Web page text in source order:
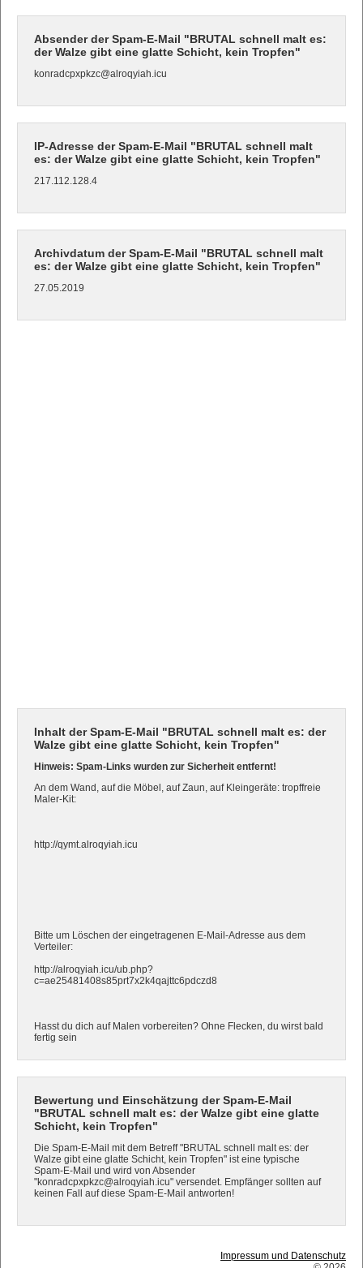
Absender der Spam-E-Mail "BRUTAL schnell malt es:
der Walze gibt eine glatte Schicht, kein Tropfen"
konradcpxpkzc@alroqyiah.icu
IP-Adresse der Spam-E-Mail "BRUTAL schnell malt
es: der Walze gibt eine glatte Schicht, kein Tropfen"
217.112.128.4
Archivdatum der Spam-E-Mail "BRUTAL schnell malt
es: der Walze gibt eine glatte Schicht, kein Tropfen"
27.05.2019
Inhalt der Spam-E-Mail "BRUTAL schnell malt es: der
Walze gibt eine glatte Schicht, kein Tropfen"
Hinweis: Spam-Links wurden zur Sicherheit entfernt!
An dem Wand, auf die Möbel, auf Zaun, auf Kleingeräte: tropffreie
Maler-Kit:
http://qymt.alroqyiah.icu
Bitte um Löschen der eingetragenen E-Mail-Adresse aus dem
Verteiler:
http://alroqyiah.icu/ub.php?
c=ae25481408s85prt7x2k4qajttc6pdczd8
Hasst du dich auf Malen vorbereiten? Ohne Flecken, du wirst bald
fertig sein
Bewertung und Einschätzung der Spam-E-Mail
"BRUTAL schnell malt es: der Walze gibt eine glatte
Schicht, kein Tropfen"
Die Spam-E-Mail mit dem Betreff "BRUTAL schnell malt es: der
Walze gibt eine glatte Schicht, kein Tropfen" ist eine typische
Spam-E-Mail und wird von Absender
"konradcpxpkzc@alroqyiah.icu" versendet. Empfänger sollten auf
keinen Fall auf diese Spam-E-Mail antworten!
Impressum und Datenschutz